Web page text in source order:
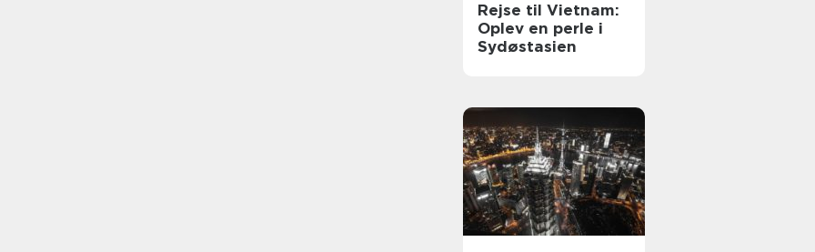
Rejse til Vietnam:
Oplev en perle i
Sydøstasien